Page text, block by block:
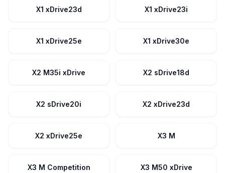
X1 xDrive23d X1 xDrive23i
X1 xDrive25e X1 xDrive30e
X2 M35i xDrive X2 sDrive18d
X2 sDrive20i X2 xDrive23d
X2 xDrive25e X3 M
X3 M Competition X3 M50 xDrive